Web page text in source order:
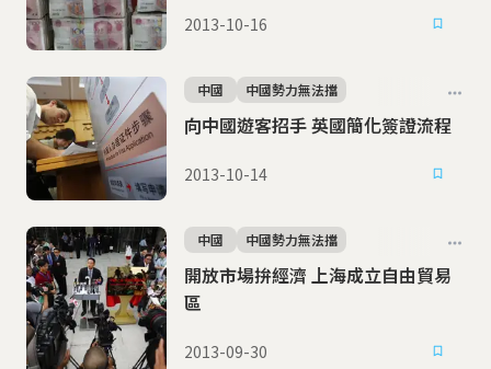
2013-10-16
向中國遊客招手 英國簡化簽證流程
中國 中國勢力無法擋
2013-10-14
開放市場拚經濟 上海成立自由貿易
區
中國 中國勢力無法擋
2013-09-30